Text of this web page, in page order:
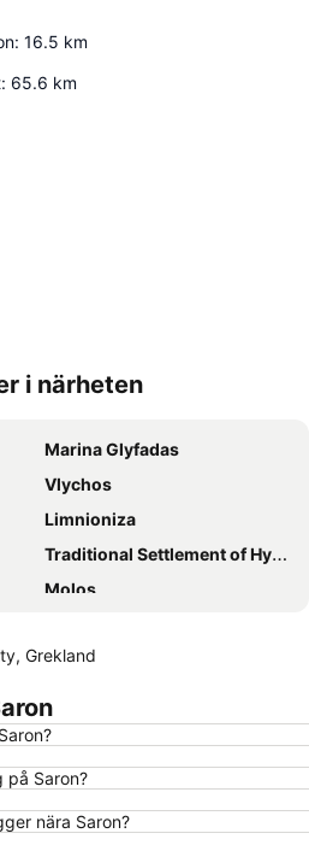
: 16.5 km
: 65.6 km
i närheten
Marina Glyfadas
Vlychos
Limnioniza
Traditional Settlement of Hydra
Molos
Agia Marina
Palaia Fokaia
Epidavros Port
Temple of Poseidon
Grekland
på Saron?
nära Saron?